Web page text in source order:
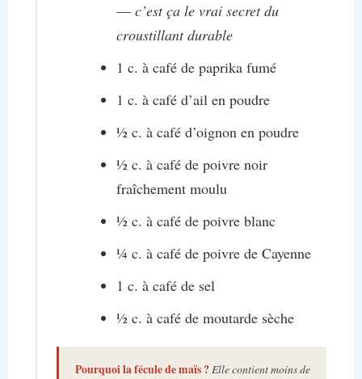
— c’est ça le vrai secret du
croustillant durable
1 c. à café de paprika fumé
1 c. à café d’ail en poudre
½ c. à café d’oignon en poudre
½ c. à café de poivre noir
fraîchement moulu
½ c. à café de poivre blanc
¼ c. à café de poivre de Cayenne
1 c. à café de sel
½ c. à café de moutarde sèche
Pourquoi la fécule de maïs ? Elle contient moins de